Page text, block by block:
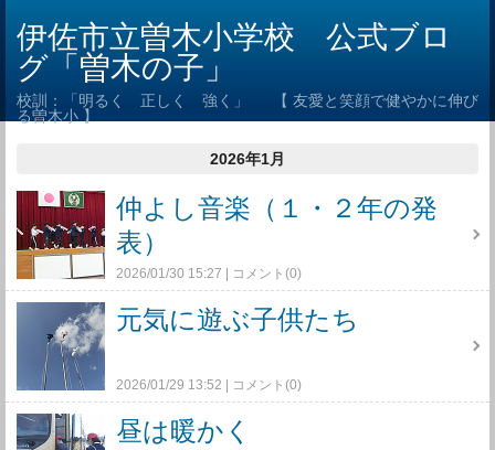
伊佐市立曽木小学校 公式ブロ
グ「曽木の子」
校訓：「明るく 正しく 強く」 【 友愛と笑顔で健やかに伸び
る曽木小 】
2026年1月
仲よし音楽（１・２年の発
表）
2026/01/30 15:27 コメント(0)
元気に遊ぶ子供たち
2026/01/29 13:52 コメント(0)
昼は暖かく